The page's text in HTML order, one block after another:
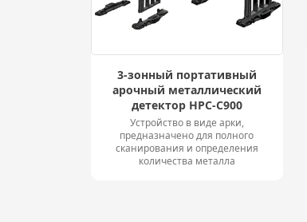
3-зонный портативный
арочный металлический
детектор HPC-C900
Устройство в виде арки,
предназначено для полного
сканирования и определения
количества металла